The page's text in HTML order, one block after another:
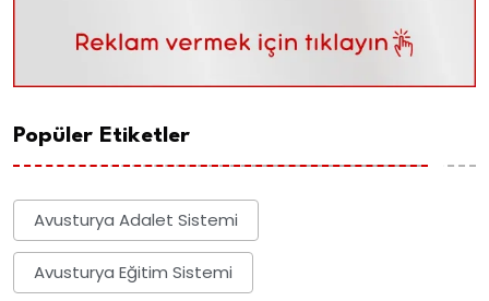
Popüler Etiketler
Avusturya Adalet Sistemi
Avusturya Eğitim Sistemi